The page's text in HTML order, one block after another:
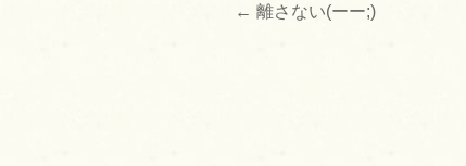
投
← 離さない(ーー;)